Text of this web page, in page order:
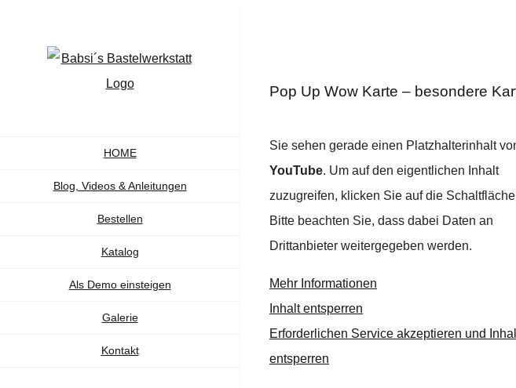
HOME
Blog, Videos & Anleitungen
Bestellen
Katalog
Als Demo einsteigen
Galerie
Kontakt
Pop Up Wow Karte – besondere
Sie sehen gerade einen Platzhalterinhalt
YouTube. Um auf den eigentlichen Inhalt
zuzugreifen, klicken Sie auf die
Bitte beachten Sie, dass dabei Daten an
Drittanbieter weitergegeben werden.
Mehr Informationen
Inhalt entsperren
Erforderlichen Service akzeptieren und
entsperren